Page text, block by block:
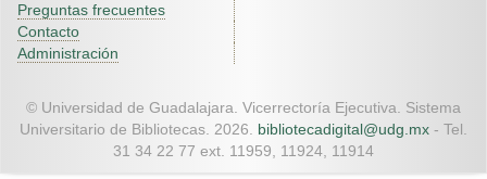
Preguntas frecuentes
Contacto
Administración
© Universidad de Guadalajara. Vicerrectoría Ejecutiva. Sistema
Universitario de Bibliotecas. 2026. bibliotecadigital@udg.mx - Tel.
31 34 22 77 ext. 11959, 11924, 11914